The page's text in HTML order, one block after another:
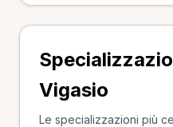
Vigasio
Le specializzazioni più